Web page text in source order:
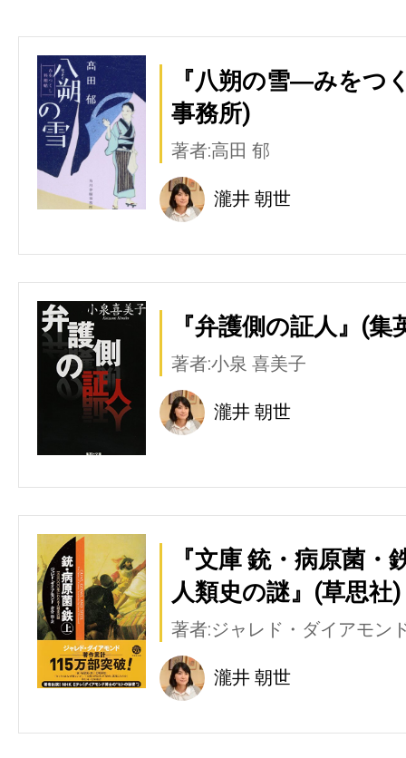
『八朔の雪―みをつ
事務所)
著者:高田 郁
瀧井 朝世
『弁護側の証人』(集
著者:小泉 喜美子
瀧井 朝世
『文庫 銃・病原菌
人類史の謎』(草思社)
著者:ジャレド・ダイアモン
瀧井 朝世